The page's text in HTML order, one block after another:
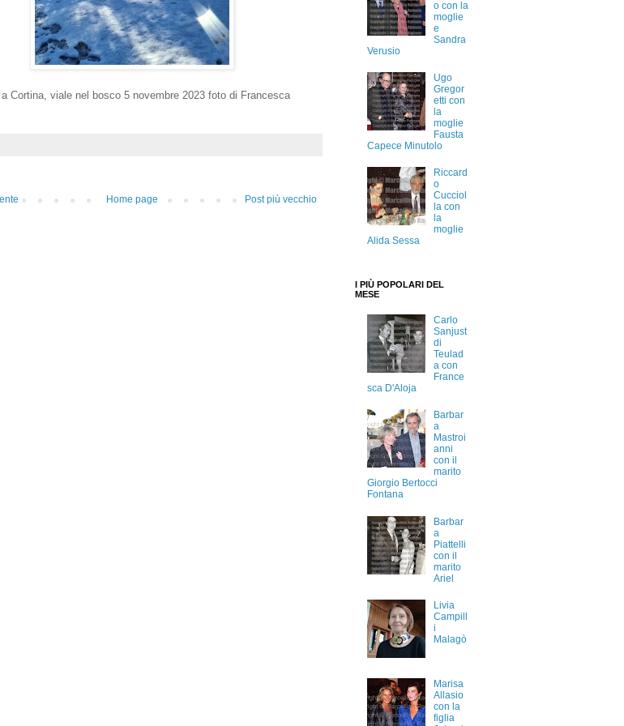
Cortina, viale nel bosco 5 novembre 2023 foto di Francesca
Post più vecchio
Home page
o con la
moglie
e
Sandra
Verusio
Ugo
Gregor
etti con
la
moglie
Fausta
Capece Minutolo
Riccard
o
Cucciol
la con
la
moglie
Alida Sessa
I PIÙ POPOLARI DEL
MESE
Carlo
Sanjust
di
Teulad
a con
France
sca D'Aloja
Barbar
a
Mastroi
anni
con il
marito
Giorgio Bertocci
Fontana
Barbar
a
Piattelli
con il
marito
Ariel
Livia
Campill
i
Malagò
Marisa
Allasio
con la
figlia